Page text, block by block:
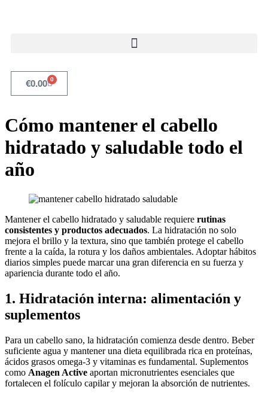
€0.00 0
Cómo mantener el cabello
hidratado y saludable todo el
año
Mantener el cabello hidratado y saludable requiere rutinas
consistentes y productos adecuados. La hidratación no solo
mejora el brillo y la textura, sino que también protege el cabello
frente a la caída, la rotura y los daños ambientales. Adoptar hábitos
diarios simples puede marcar una gran diferencia en su fuerza y
apariencia durante todo el año.
1. Hidratación interna: alimentación y
suplementos
Para un cabello sano, la hidratación comienza desde dentro. Beber
suficiente agua y mantener una dieta equilibrada rica en proteínas,
ácidos grasos omega-3 y vitaminas es fundamental. Suplementos
como Anagen Active aportan micronutrientes esenciales que
fortalecen el folículo capilar y mejoran la absorción de nutrientes.